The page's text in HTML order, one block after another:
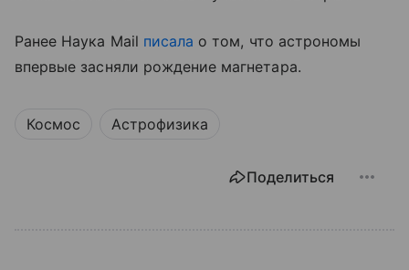
Ранее Наука Mail писала о том, что астрономы
впервые засняли рождение магнетара.
Космос Астрофизика
Поделиться